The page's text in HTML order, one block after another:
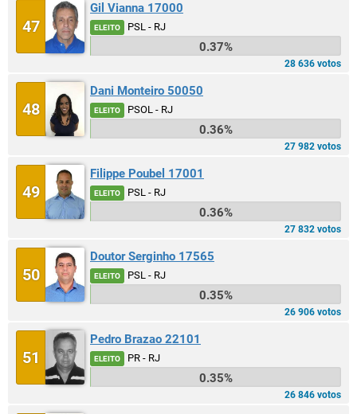
47
Gil Vianna 17000
ELEITO PSL - RJ
0.37%
28 636 votos
48
Dani Monteiro 50050
ELEITO PSOL - RJ
0.36%
27 982 votos
49
Filippe Poubel 17001
ELEITO PSL - RJ
0.36%
27 832 votos
50
Doutor Serginho 17565
ELEITO PSL - RJ
0.35%
26 906 votos
51
Pedro Brazao 22101
ELEITO PR - RJ
0.35%
26 846 votos